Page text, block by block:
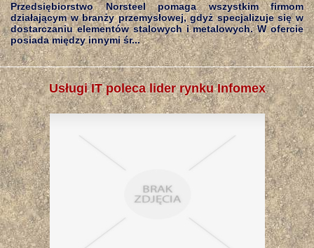
Przedsiębiorstwo Norsteel pomaga wszystkim firmom
działającym w branży przemysłowej, gdyż specjalizuje się w
dostarczaniu elementów stalowych i metalowych. W ofercie
posiada między innymi śr...
Usługi IT poleca lider rynku Infomex